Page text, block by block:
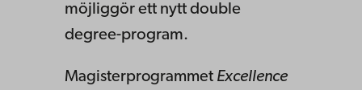
möjliggör ett nytt double
degree-program.
Magisterprogrammet Excellence